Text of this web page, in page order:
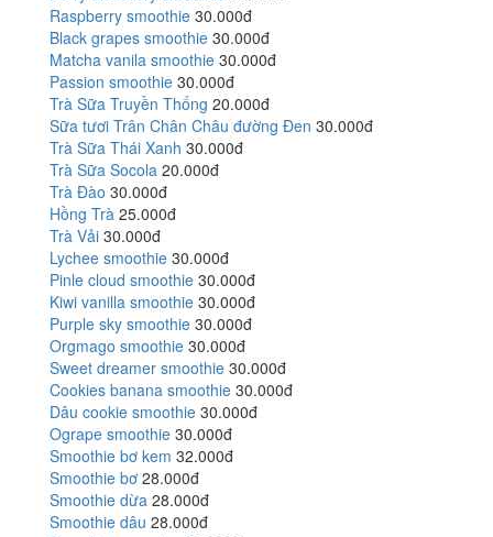
Raspberry smoothie 30.000đ
Black grapes smoothie 30.000đ
Matcha vanila smoothie 30.000đ
Passion smoothie 30.000đ
Trà Sữa Truyền Thống 20.000đ
Sữa tươi Trân Chân Châu đường Đen 30.000đ
Trà Sữa Thái Xanh 30.000đ
Trà Sữa Socola 20.000đ
Trà Đào 30.000đ
Hồng Trà 25.000đ
Trà Vải 30.000đ
Lychee smoothie 30.000đ
Pinle cloud smoothie 30.000đ
Kiwi vanilla smoothie 30.000đ
Purple sky smoothie 30.000đ
Orgmago smoothie 30.000đ
Sweet dreamer smoothie 30.000đ
Cookies banana smoothie 30.000đ
Dâu cookie smoothie 30.000đ
Ogrape smoothie 30.000đ
Smoothie bơ kem 32.000đ
Smoothie bơ 28.000đ
Smoothie dừa 28.000đ
Smoothie dâu 28.000đ